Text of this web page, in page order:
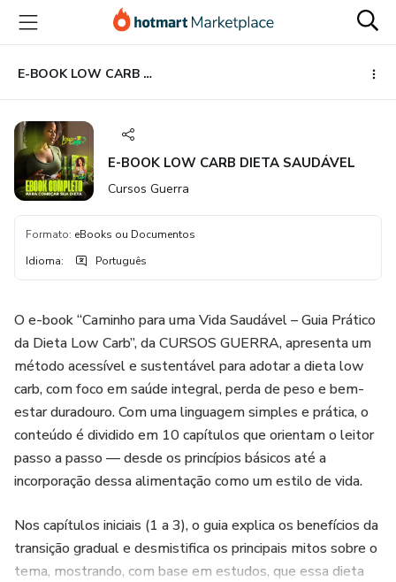
para
conteúdo
principal
para
pagamento
para
rodapé
E-BOOK LOW CARB DIETA SAUDÁVEL
E-BOOK LOW CARB DIETA SAUDÁVEL
Cursos Guerra
Formato: eBooks ou Documentos
Idioma: Português
O e-book “Caminho para uma Vida Saudável – Guia Prático
da Dieta Low Carb”, da CURSOS GUERRA, apresenta um
método acessível e sustentável para adotar a dieta low
carb, com foco em saúde integral, perda de peso e bem-
estar duradouro. Com uma linguagem simples e prática, o
conteúdo é dividido em 10 capítulos que orientam o leitor
passo a passo — desde os princípios básicos até a
incorporação dessa alimentação como um estilo de vida.
Nos capítulos iniciais (1 a 3), o guia explica os benefícios da
transição gradual e desmistifica os principais mitos sobre o
tema, mostrando, com base em estudos, que essa dieta